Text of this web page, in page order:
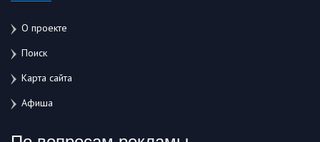
О проекте
Поиск
Карта сайта
Афиша